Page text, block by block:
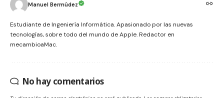
Manuel Bermúdez
Estudiante de Ingeniería Informática. Apasionado por las nuevas
tecnologías, sobre todo del mundo de Apple. Redactor en
mecambioaMac.
No hay comentarios